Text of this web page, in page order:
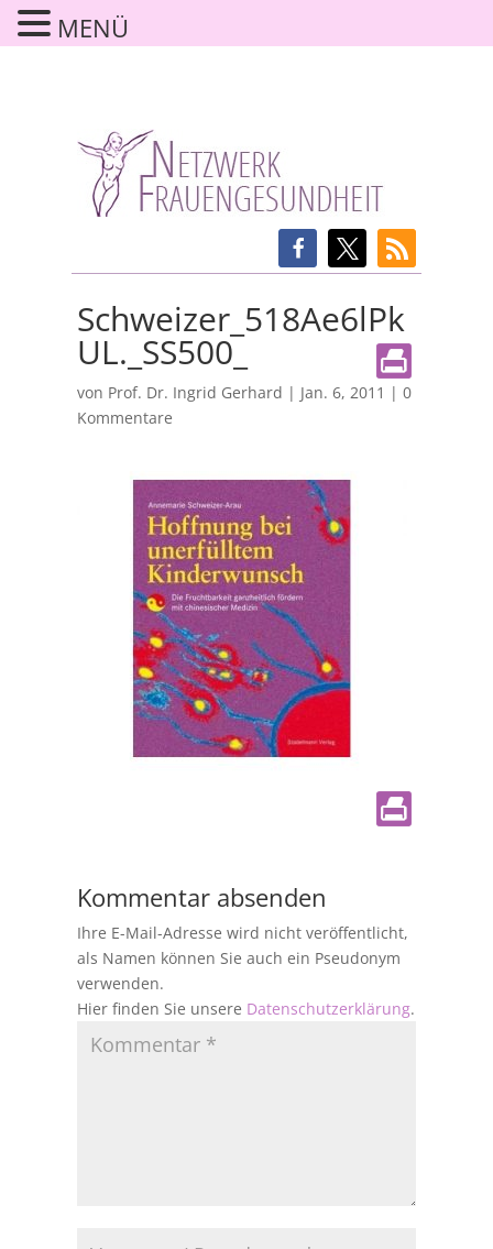
Schweizer_518Ae6lPk
UL._SS500_
von Prof. Dr. Ingrid Gerhard | Jan. 6, 2011 | 0
Kommentare
Kommentar absenden
Ihre E-Mail-Adresse wird nicht veröffentlicht,
als Namen können Sie auch ein Pseudonym
verwenden.
Hier finden Sie unsere Datenschutzerklärung.
MENÜ